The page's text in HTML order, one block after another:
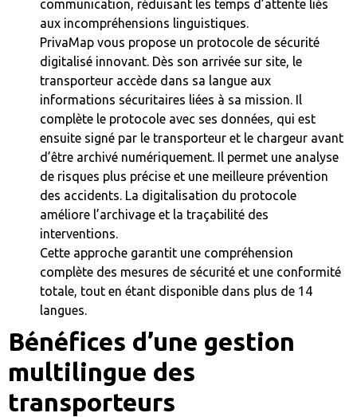
communication, réduisant les temps d’attente liés
aux incompréhensions linguistiques.
PrivaMap vous propose un protocole de sécurité
digitalisé innovant. Dès son arrivée sur site, le
transporteur accède dans sa langue aux
informations sécuritaires liées à sa mission. Il
complète le protocole avec ses données, qui est
ensuite signé par le transporteur et le chargeur avant
d’être archivé numériquement⁠. Il permet une analyse
de risques plus précise et une meilleure prévention
des accidents. La digitalisation du protocole
améliore l’archivage et la traçabilité des
interventions.
Cette approche garantit une compréhension
complète des mesures de sécurité et une conformité
totale, tout en étant disponible dans plus de 14
langues.
Bénéfices d’une gestion
multilingue des
transporteurs